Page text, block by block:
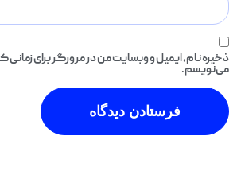
ذخیره نام، ایمیل و وبسایت من در مرورگر برای
می‌نویسم.